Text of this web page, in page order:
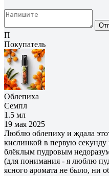
П
Покупатель
Облепиха
Семпл
1.5 мл
19 мая 2025
Люблю облепиху и ждала
кислинкой в первую
блёклым пудровым
(для понимания - я люблю
ясного аромата не было, ни